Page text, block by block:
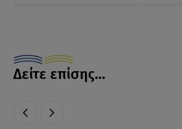
Δείτε επίσης...